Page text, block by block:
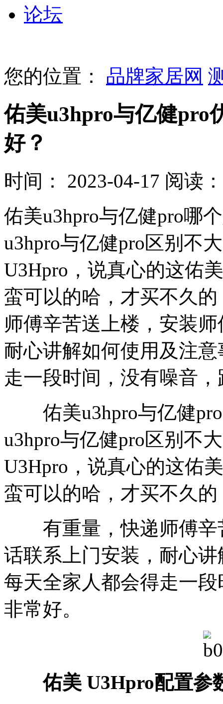
论坛
您的位置： 品牌家居网
佑美u3hpro与亿健pro
好？
时间： 2023-04-17 阅读
佑美u3hpro与亿健pro哪
u3hpro与亿健pro区别不
U3Hpro，说真心的这佑
蛮可以的哈，才买不久
师傅辛苦送上楼，安装
耐心讲解如何使用及注
走一段时间，没有噪音
佑美u3hpro与亿健pro
u3hpro与亿健pro区别不
U3Hpro，说真心的这佑
蛮可以的哈，才买不久
有重量，快递师傅辛
话联系上门安装，耐心
每天全家人都会得走一
非常好。
佑美 U3Hpro配置参